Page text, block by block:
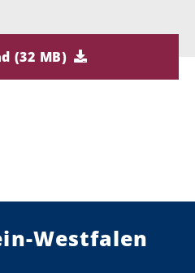
(32 MB)
Westfalen